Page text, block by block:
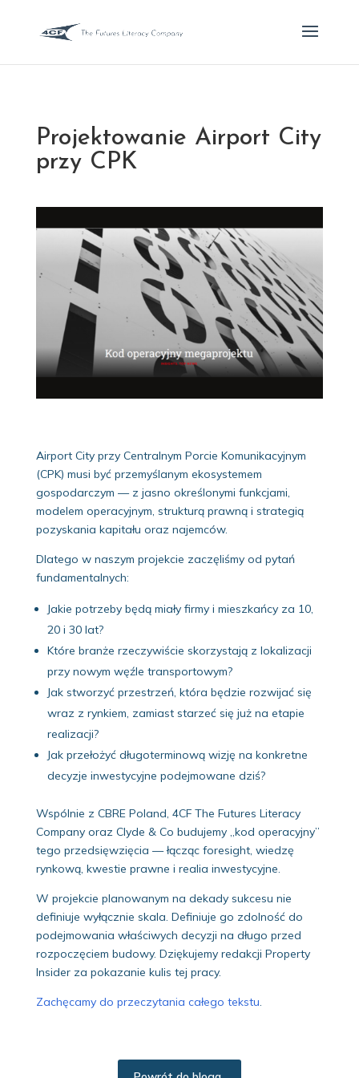
Projektowanie Airport City
przy CPK
Airport City przy Centralnym Porcie Komunikacyjnym
(CPK) musi być przemyślanym ekosystemem
gospodarczym — z jasno określonymi funkcjami,
modelem operacyjnym, strukturą prawną i strategią
pozyskania kapitału oraz najemców.
Dlatego w naszym projekcie zaczęliśmy od pytań
fundamentalnych:
Jakie potrzeby będą miały firmy i mieszkańcy za 10,
20 i 30 lat?
Które branże rzeczywiście skorzystają z lokalizacji
przy nowym węźle transportowym?
Jak stworzyć przestrzeń, która będzie rozwijać się
wraz z rynkiem, zamiast starzeć się już na etapie
realizacji?
Jak przełożyć długoterminową wizję na konkretne
decyzje inwestycyjne podejmowane dziś?
Wspólnie z CBRE Poland, 4CF The Futures Literacy
Company oraz Clyde & Co budujemy „kod operacyjny”
tego przedsięwzięcia — łącząc foresight, wiedzę
rynkową, kwestie prawne i realia inwestycyjne.
W projekcie planowanym na dekady sukcesu nie
definiuje wyłącznie skala. Definiuje go zdolność do
podejmowania właściwych decyzji na długo przed
rozpoczęciem budowy. Dziękujemy redakcji Property
Insider za pokazanie kulis tej pracy.
Zachęcamy do przeczytania całego tekstu.